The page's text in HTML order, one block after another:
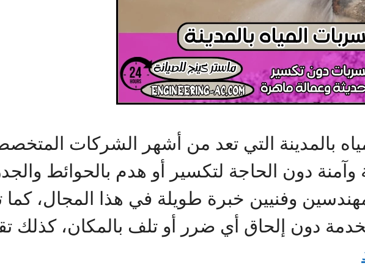
بالمدينة التي تعد من أشهر الشركات
دون الحاجة لتكسير أو هدم بالحوائط
وفنيين خبرة طويلة في هذا المجال،
دون إلحاق أي ضرر أو تلف بالمكان، كذلك